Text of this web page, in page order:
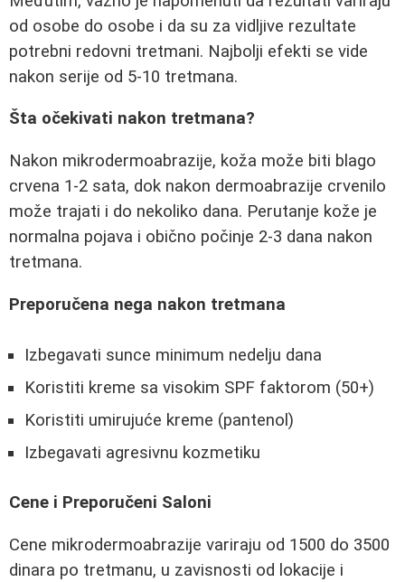
od osobe do osobe i da su za vidljive rezultate
potrebni redovni tretmani. Najbolji efekti se vide
nakon serije od 5-10 tretmana.
Šta očekivati nakon tretmana?
Nakon mikrodermoabrazije, koža može biti blago
crvena 1-2 sata, dok nakon dermoabrazije crvenilo
može trajati i do nekoliko dana. Perutanje kože je
normalna pojava i obično počinje 2-3 dana nakon
tretmana.
Preporučena nega nakon tretmana
Izbegavati sunce minimum nedelju dana
Koristiti kreme sa visokim SPF faktorom (50+)
Koristiti umirujuće kreme (pantenol)
Izbegavati agresivnu kozmetiku
Cene i Preporučeni Saloni
Cene mikrodermoabrazije variraju od 1500 do 3500
dinara po tretmanu, u zavisnosti od lokacije i